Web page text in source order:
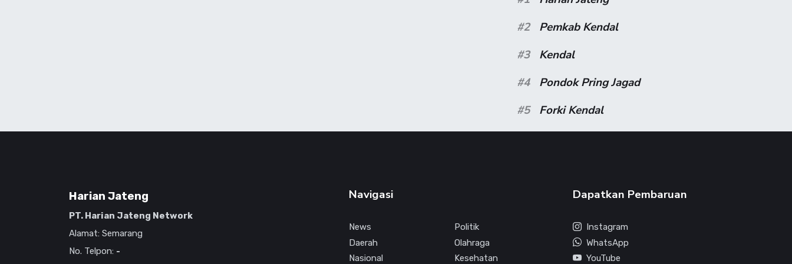
#2
Pemkab Kendal
#3
Kendal
#4
Pondok Pring Jagad
#5
Forki Kendal
Harian Jateng
PT. Harian Jateng Network
Alamat: Semarang
No. Telpon: -
Navigasi
News
Daerah
Nasional
Politik
Olahraga
Kesehatan
Dapatkan Pembaruan
Instagram
WhatsApp
YouTube